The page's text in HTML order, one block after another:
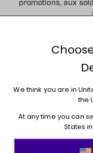
promotions, aux
En fournissant votre
puisse utiliser vos
initiatives de la LPHF et des
conditions